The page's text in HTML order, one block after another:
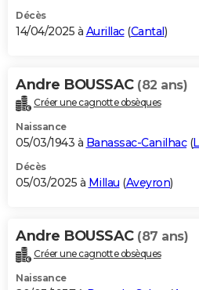
Décès
14/04/2025 à Aurillac(Cantal )
Andre BOUSSAC (82 ans)
Créer une cagnotte obsèques
Naissance
05/03/1943 à Banassac-Canilhac(
Décès
05/03/2025 à Millau (Aveyron)
Andre BOUSSAC (87 ans)
Créer une cagnotte obsèques
Naissance